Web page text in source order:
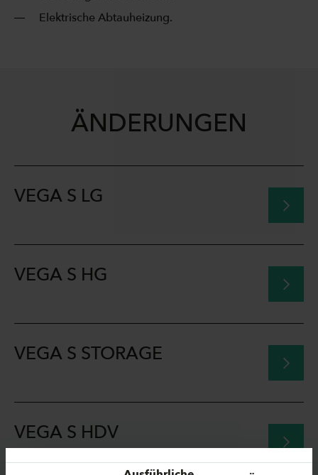
Elektrische Abtauheizung.
ÄNDERUNGEN
VEGA S LG
VEGA S HG
VEGA S STORAGE
VEGA S HDV